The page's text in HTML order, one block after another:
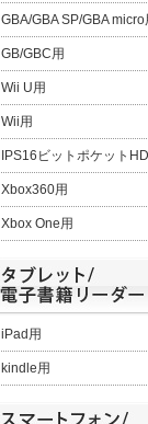
GBA/GBA SP/GBA micro
GB/GBC用
Wii U用
Wii用
IPS16ビットポケット
Xbox360用
Xbox One用
iPad用
kindle用